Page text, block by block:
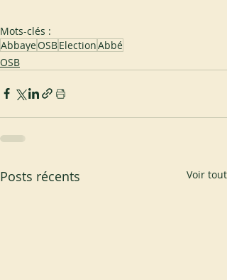
Mots-clés :
AbbayeOSBElectionAbbé
OSB
Posts récents Voir tout